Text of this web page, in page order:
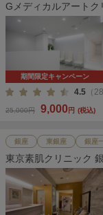
Gメディカルアートク
期間限定キャンペーン
4.5 （
25,000円 9,000円 (税込)
銀座 東銀座 銀座
東京素肌クリニック